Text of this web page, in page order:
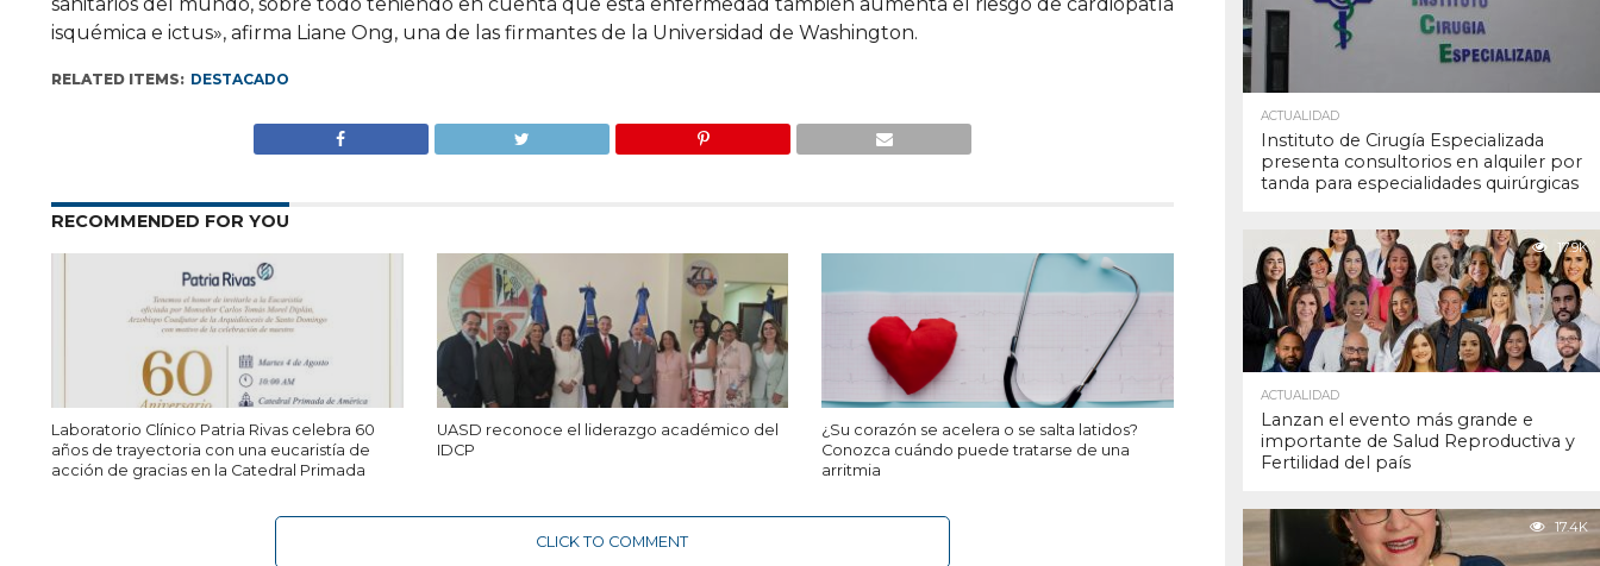
isquémica e ictus», afirma Liane Ong, una de las firmantes de la Universidad de Washington.
RELATED ITEMS: DESTACADO
RECOMMENDED FOR YOU
Laboratorio Clínico Patria Rivas celebra 60
años de trayectoria con una eucaristía de
acción de gracias en la Catedral Primada
UASD reconoce el liderazgo académico del
IDCP
¿Su corazón se acelera o se salta latidos?
Conozca cuándo puede tratarse de una
arritmia
CLICK TO COMMENT
ACTUALIDAD
Instituto de Cirugía Especializada
presenta consultorios en alquiler por
tanda para especialidades quirúrgicas
17.9K
ACTUALIDAD
Lanzan el evento más grande e
importante de Salud Reproductiva y
Fertilidad del país
17.4K